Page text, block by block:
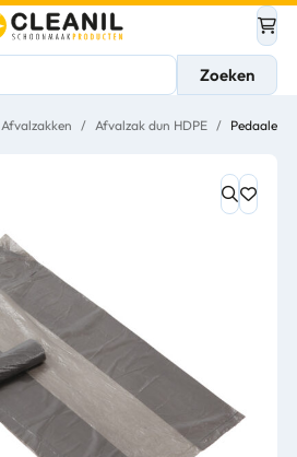
Zoeken
Afvalzakken / Afvalzak dun HDPE /